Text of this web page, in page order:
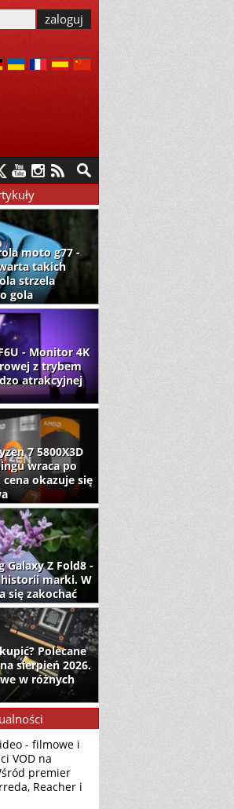
moto g77 -
takich
strzela
gola
- Monitor 4K
z trybem
atrakcyjnej
7 5800X3D
wraca po
okazuje się
Galaxy Z Fold8 -
marki. W
się zakochać
Polecane
sierpień 2026.
w różnych
- filmowe i
VOD na
premier
Reacher i